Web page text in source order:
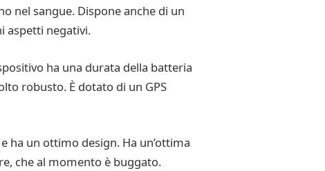
nel sangue. Dispone anche di un
aspetti negativi.
ha una durata della batteria
robusto. È dotato di un GPS
ha un ottimo design. Ha un’ottima
che al momento è buggato.